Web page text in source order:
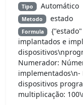
Tipo Automático
Metodo estado
Formula
implantados e
Numerador:
implementados\n-
dispositivos
multiplicação: